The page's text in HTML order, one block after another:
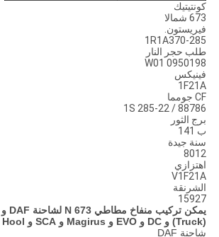
كونتيتيك
673 شمالا
فيريستون.
1R1A370-285
طلب حجر النار
W01 0950198
فينيكس
1F21A
CF جومما
1S 285-22 / 88786
برج الثور
ب 141
سنة جيدة
8012
اهتزازي
V1F21A
الشرنقة
15927
(Truck) و DC و EVO و Magirus و SCA و Van Hool:
شاحنة DAF